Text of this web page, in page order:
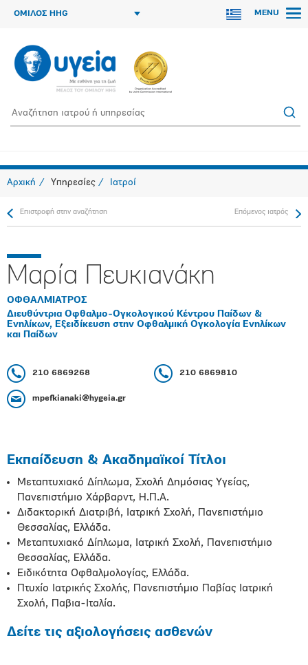
ΟΜΙΛΟΣ HHG MENU
Αρχική Υπηρεσίες Ιατροί
Επιστροφή στην αναζήτηση Επόμενος ιατρός
Μαρία Πευκιανάκη
ΟΦΘΑΛΜΙΑΤΡΟΣ
Διευθύντρια Οφθαλμο-Ογκολογικού Κέντρου Παίδων &
Ενηλίκων, Εξειδίκευση στην Οφθαλμική Ογκολογία Ενηλίκων
και Παίδων
210 6869268 210 6869810
mpefkianaki@hygeia.gr
Εκπαίδευση & Ακαδημαϊκοί Τίτλοι
Μεταπτυχιακό Δίπλωμα, Σχολή Δημόσιας Υγείας,
Πανεπιστήμιο Χάρβαρντ, Η.Π.Α.
Διδακτορική Διατριβή, Ιατρική Σχολή, Πανεπιστήμιο
Θεσσαλίας, Ελλάδα.
Μεταπτυχιακό Δίπλωμα, Ιατρική Σχολή, Πανεπιστήμιο
Θεσσαλίας, Ελλάδα.
Ειδικότητα Οφθαλμολογίας, Ελλάδα.
Πτυχίο Ιατρικής Σχολής, Πανεπιστήμιο Παβίας Ιατρική
Σχολή, Παβια-Ιταλία.
Δείτε τις αξιολογήσεις ασθενών